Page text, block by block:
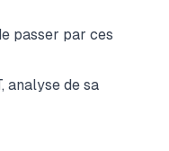
passer par ces
analyse de sa